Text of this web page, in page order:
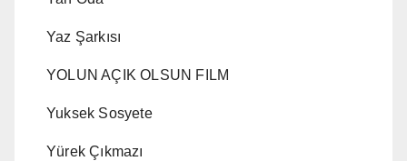
Yaz Şarkısı
YOLUN AÇIK OLSUN FILM
Yuksek Sosyete
Yürek Çıkmazı